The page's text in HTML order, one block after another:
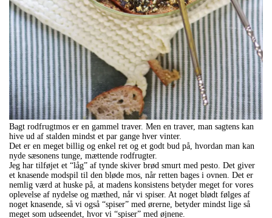
Bagt rodfrugtmos er en gammel traver. Men en traver, man sagtens kan
hive ud af stalden mindst et par gange hver vinter.
Det er en meget billig og enkel ret og et godt bud på, hvordan man kan
nyde sæsonens tunge, mættende rodfrugter.
Jeg har tilføjet et “låg” af tynde skiver brød smurt med pesto. Det giver
et knasende modspil til den bløde mos, når retten bages i ovnen. Det er
nemlig værd at huske på, at madens konsistens betyder meget for vores
oplevelse af nydelse og mæthed, når vi spiser. At noget blødt følges af
noget knasende, så vi også “spiser” med ørerne, betyder mindst lige så
meget som udseendet, hvor vi “spiser” med øjnene.